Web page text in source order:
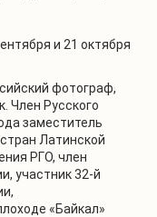
и 21 октября
фотограф,
Член Русского
заместитель
Латинской
РГО, член
участник 32-й
«Байкал»